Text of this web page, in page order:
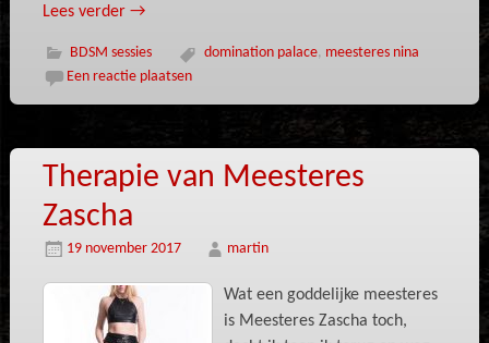
Lees verder →
BDSM sessies domination palace, meesteres nina
Een reactie plaatsen
Therapie van Meesteres
Zascha
19 november 2017 martin
Wat een goddelijke meesteres
is Meesteres Zascha toch,